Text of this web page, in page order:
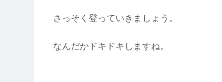
さっそく登っていきましょう。
なんだかドキドキしますね。